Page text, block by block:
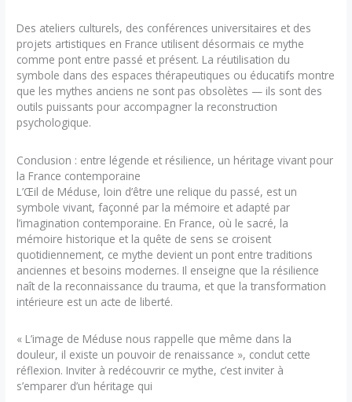
Des ateliers culturels, des conférences universitaires et des
projets artistiques en France utilisent désormais ce mythe
comme pont entre passé et présent. La réutilisation du
symbole dans des espaces thérapeutiques ou éducatifs montre
que les mythes anciens ne sont pas obsolètes — ils sont des
outils puissants pour accompagner la reconstruction
psychologique.
Conclusion : entre légende et résilience, un héritage vivant pour
la France contemporaine
L’Œil de Méduse, loin d’être une relique du passé, est un
symbole vivant, façonné par la mémoire et adapté par
l’imagination contemporaine. En France, où le sacré, la
mémoire historique et la quête de sens se croisent
quotidiennement, ce mythe devient un pont entre traditions
anciennes et besoins modernes. Il enseigne que la résilience
naît de la reconnaissance du trauma, et que la transformation
intérieure est un acte de liberté.
« L’image de Méduse nous rappelle que même dans la
douleur, il existe un pouvoir de renaissance », conclut cette
réflexion. Inviter à redécouvrir ce mythe, c’est inviter à
s’emparer d’un héritage qui